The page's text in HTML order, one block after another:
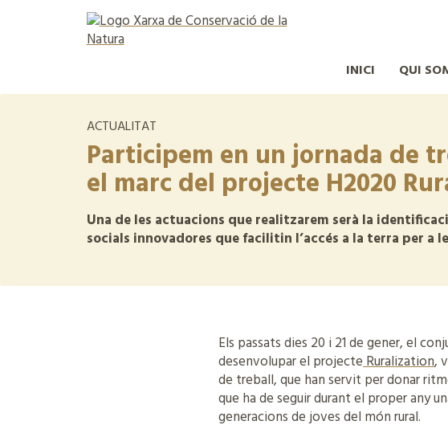
INICI QUI
ACTUALITAT
Participem en un jornada de
el marc del projecte H2020
Una de les actuacions que realitzarem serà la
socials innovadores que facilitin l’accés a la terra per a
Els passats dies 20 i 21 de gener, el
desenvolupar el projecteRuralization,
de treball, que han servit per donar
que ha de seguir durant el proper any
generacions de joves del món rural.